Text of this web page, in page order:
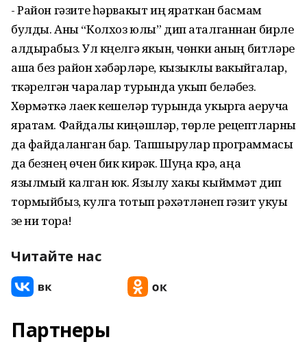
- Район гәзите һәрвакыт иң яраткан басмам
булды. Аны “Колхоз юлы” дип аталганнан бирле
алдырабыз. Ул күңелгә якын, чөнки аның битләре
аша без район хәбәрләре, кызыклы вакыйгалар,
үткәрелгән чаралар турында укып беләбез.
Хөрмәткә лаек кешеләр турында укырга аеруча
яратам. Файдалы киңәшләр, төрле рецептларны
да файдаланган бар. Тапшырулар программасы
да безнең өчен бик кирәк. Шуңа күрә, аңа
язылмый калган юк. Язылу хакы кыйммәт дип
тормыйбыз, кулга тотып рәхәтләнеп гәзит укуы
үзе ни тора!
Читайте нас
Партнеры